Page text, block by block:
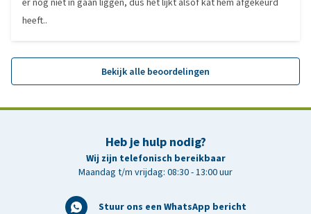
heeft..
Bekijk alle beoordelingen
Heb je hulp nodig?
Wij zijn telefonisch bereikbaar
Maandag t/m vrijdag: 08:30 - 13:00 uur
Stuur ons een WhatsApp bericht